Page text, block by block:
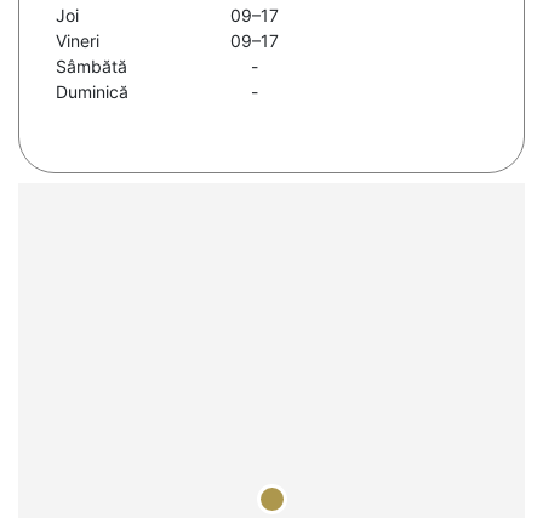
Joi
09–17
Vineri
09–17
Sâmbătă
-
Duminică
-